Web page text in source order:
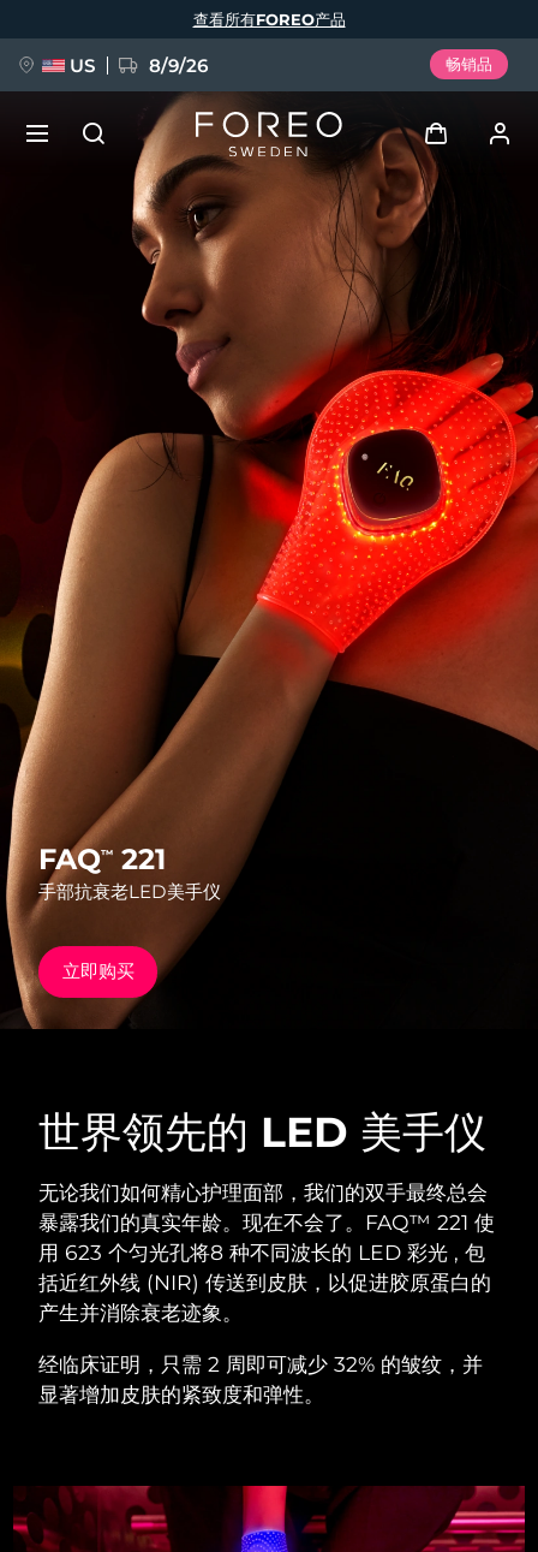
FAQ™ 221
手部抗衰老LED美手仪
立即购买
世界领先的 LED 美手仪
无论我们如何精心护理面部，我们的双手最终总会
暴露我们的真实年龄。现在不会了。FAQ™ 221 使
用 623 个匀光孔将8 种不同波长的 LED 彩光 , 包
括近红外线 (NIR) 传送到皮肤，以促进胶原蛋白的
产生并消除衰老迹象。
经临床证明，只需 2 周即可减少 32% 的皱纹，并
显著增加皮肤的紧致度和弹性。
查看所有FOREO产品
US 8/9/26 畅销品
用户信息
我的设备
我的订单
我的地址
我的订阅
FAQ™ Pure Beauty-Tech Elixir
BREAKING NEWS
issa™ Teeth Whitening Set
FAQ™ Dual LED Panel
热门产品
特别优惠
红光疗法
面部清洁
LUNA™ 4 套装
Anti-aging massage
LUNA™ 4 Plus
LUNA™ 4 Men
For men, anti-aging massage
紧致提拉
BEAR™ 2 套装
Microcurrent toning
BEAR™ 2 go
BEAR™ 2 eyes & lips
Microcurrent line smoothing device
补水保湿
UFO™ 3 套装
UFO™ 3 LED
口腔护理
issa™ 4
issa™ 4 plus
NEW
Deutsch
Español
Italiano
Português
Svenska
Русский
Türkçe
简体中文 繁體中文
发货国家
美国 预计送达日期
英国
西班牙 8/8/26
澳大利亚
法国
德国
加拿大
奥地利 预计送达日期 8/8/26
比利时 预计送达日期8/8/26
百慕大 预计送达日期8/14/26
文莱
加拿大 预计送达日期 8/12/26